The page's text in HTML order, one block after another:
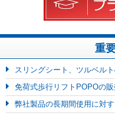
重
スリングシート、ツルベル
免荷式歩行リフトPOPOの
弊社製品の長期間使用に対